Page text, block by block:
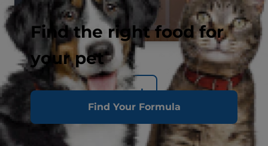
Find the right food for
your pet
Find Your Formula
Back